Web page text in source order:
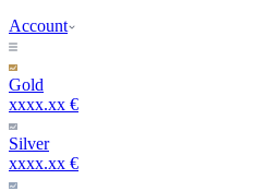
Account
Gold
xxxx.xx €
Silver
xxxx.xx €